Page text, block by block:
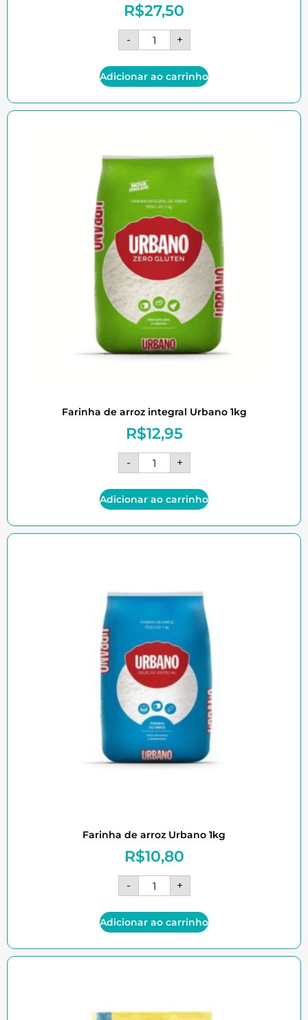
R$27,50
- +
Adicionar ao carrinho
Farinha de arroz integral Urbano 1kg
R$12,95
- +
Adicionar ao carrinho
Farinha de arroz Urbano 1kg
R$10,80
- +
Adicionar ao carrinho